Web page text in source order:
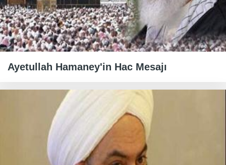
Ayetullah Hamaney'in Hac Mesajı